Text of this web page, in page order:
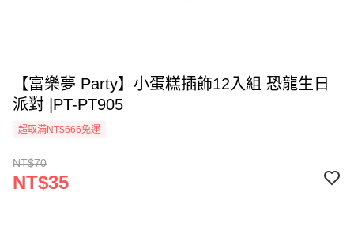
【富樂夢 Party】小蛋糕插飾12入組 恐龍生日
派對 |PT-PT905
超取滿NT$666免運
NT$70
NT$35